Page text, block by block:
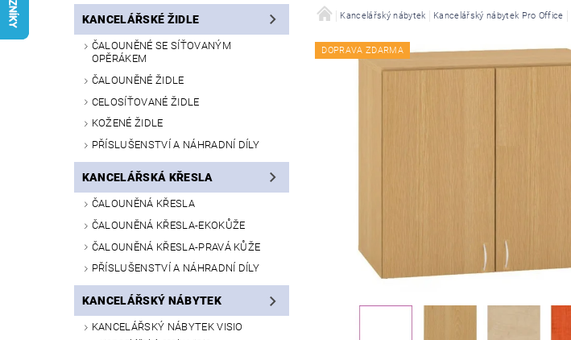
LAVICE DO ČEKÁREN VÝŠKOVĚ NASTAVITELNÉ STOLY OBCHODNÍ PODMÍNKY
KANCELÁŘSKÉ ŽIDLE
ČALOUNĚNÉ SE SÍŤOVANÝM
OPĚRÁKEM
ČALOUNĚNÉ ŽIDLE
CELOSÍŤOVANÉ ŽIDLE
KOŽENÉ ŽIDLE
PŘÍSLUŠENSTVÍ A NÁHRADNÍ DÍLY
KANCELÁŘSKÁ KŘESLA
ČALOUNĚNÁ KŘESLA
ČALOUNĚNÁ KŘESLA-EKOKŮŽE
ČALOUNĚNÁ KŘESLA-PRAVÁ KŮŽE
PŘÍSLUŠENSTVÍ A NÁHRADNÍ DÍLY
KANCELÁŘSKÝ NÁBYTEK
KANCELÁŘSKÝ NÁBYTEK VISIO
Kancelářský nábytek Kancelářský nábytek Pro Office
DOPRAVA ZDARMA